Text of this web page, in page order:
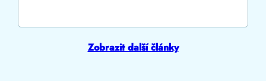
Zobrazit další články